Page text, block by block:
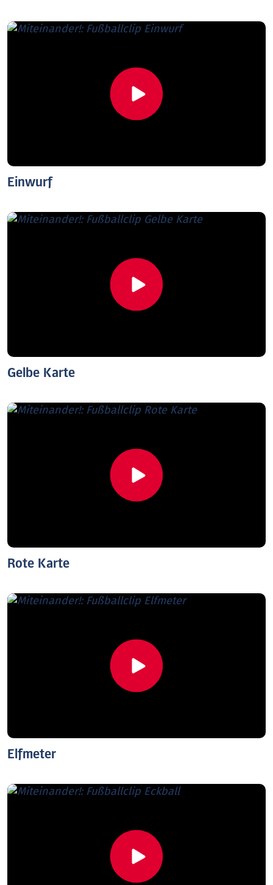
Einwurf
Gelbe Karte
Rote Karte
Elfmeter